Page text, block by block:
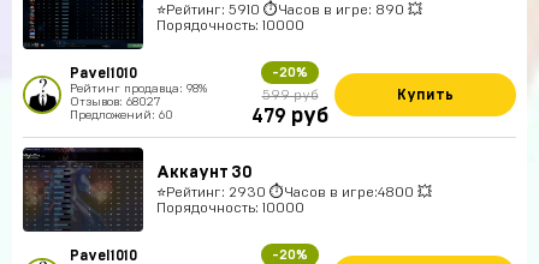
⭐️Рейтинг: 5910 ⏱Часов в игре: 890 💥
Порядочность: 10000
Pavel1010
Рейтинг продавца: 98%
Отзывов: 68027
Предложений: 60
-20%
599 руб
479 руб
Купить
Аккаунт 30
⭐️Рейтинг: 2930 ⏱Часов в игре:4800 💥
Порядочность: 10000
Pavel1010 -20%